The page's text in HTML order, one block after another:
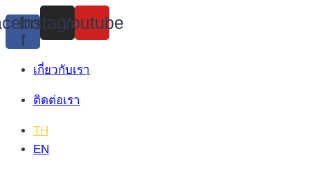
Skip
to
content
f
Instagram
Youtube
เกี่ยวกับเรา
ติดต่อเรา
TH
EN